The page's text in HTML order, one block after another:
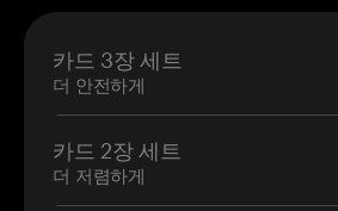
카드 3장 세트
더 안전하게
카드 2장 세트
더 저렴하게